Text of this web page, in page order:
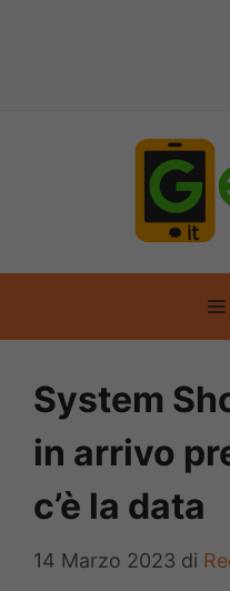
System
in arrivo
c’è la data
14 Marzo 2023 di